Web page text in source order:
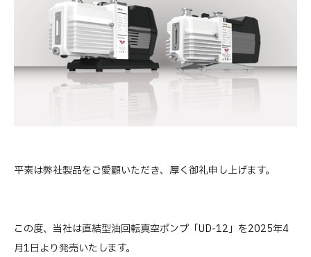
平素は弊社製品をご愛顧いただき、厚く御礼申し上げます。
この度、当社は直結型油回転真空ポンプ「UD-12」を2025年4
月1日より発売いたします。